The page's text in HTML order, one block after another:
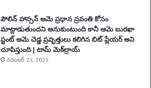
పౌలిన్ హాన్సన్ ఆమె ప్రధాన స్రవంతి కోసం
మాట్లాడుతుందని అనుకుంటుంది కానీ ఆమె బురఖా
స్టంట్ ఆమె చెడ్డ ప్రవృత్తులు కలిగిన బిట్ ప్లేయర్ అని
చూపిస్తుంది | టామ్ మెక్‌ల్రాయ్
నవంబర్ 25, 2025